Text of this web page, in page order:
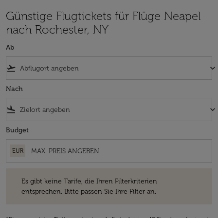
Günstige Flugtickets für Flüge Neapel
nach Rochester, NY
Ab
flight_takeoff keyboard_arrow_down
Nach
flight_land keyboard_arrow_down
Budget
EUR
Es gibt keine Tarife, die Ihren Filterkriterien
entsprechen. Bitte passen Sie Ihre Filter an.